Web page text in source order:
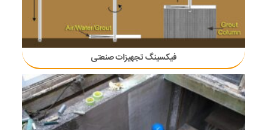
فیکسینگ تجهیزات صنعتی